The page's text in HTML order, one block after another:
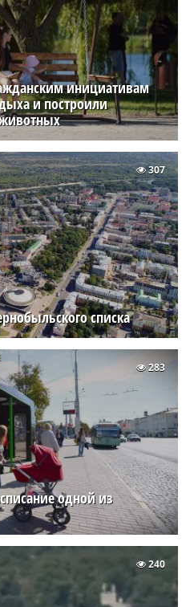
инициативам
и построили
списка
307
одной из
283
240